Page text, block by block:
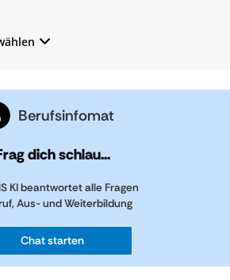
Berufsinfomat
dich schlau...
KI beantwortet alle Fragen
Aus- und Weiterbildung
Chat starten